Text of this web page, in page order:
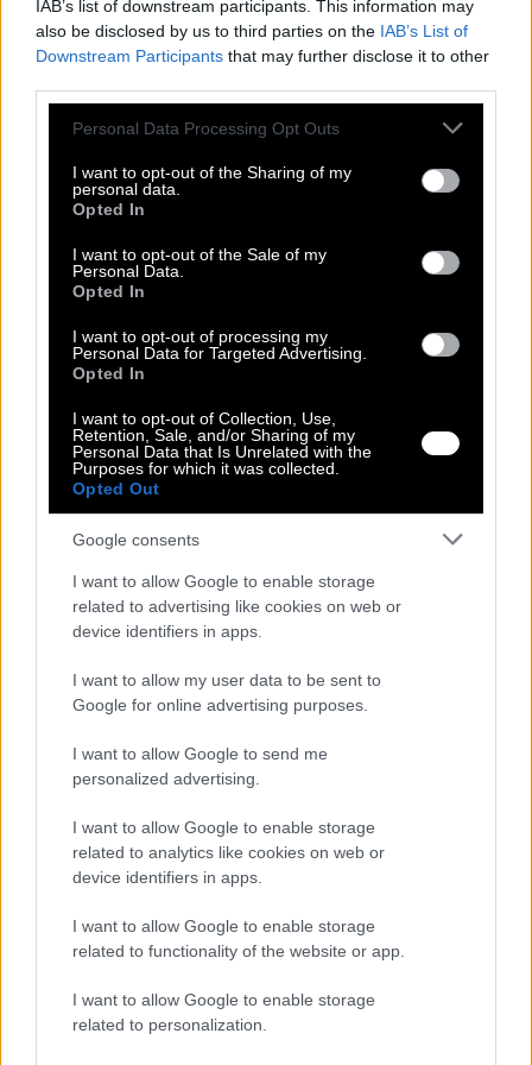
IAB’s list of downstream participants. This information may
also be disclosed by us to third parties on the IAB’s List of
Downstream Participants that may further disclose it to other
Please note that this website/app uses one or more Google
not limited to your visit or usage behaviour. You may click to
grant or deny consent to Google and its third-party tags to
use your data for below specified purposes in below Google
consent section.
Personal Data Processing Opt Outs
I want to opt-out of the Sharing of my
personal data.
Opted In
I want to opt-out of the Sale of my
Personal Data.
Opted In
I want to opt-out of processing my
Personal Data for Targeted Advertising.
Opted In
I want to opt-out of Collection, Use,
Retention, Sale, and/or Sharing of my
Personal Data that Is Unrelated with the
Purposes for which it was collected.
Opted Out
Google consents
I want to allow Google to enable storage
related to advertising like cookies on web or
device identifiers in apps.
I want to allow my user data to be sent to
Google for online advertising purposes.
I want to allow Google to send me
personalized advertising.
I want to allow Google to enable storage
related to analytics like cookies on web or
device identifiers in apps.
I want to allow Google to enable storage
related to functionality of the website or app.
I want to allow Google to enable storage
related to personalization.
45,00 €
29,90 €
Δείτε περισσότερααπό Νέες Αφίξεις
Ρωτήστε για το προϊόν
Αλλαγή Προϊόντος
Τρόποι Πληρωμής
Τρόποι Αποστολής
Περιγραφή
Πρόκειται για ένα διάφανο, μακρυμάνικο πουκάμισο σε χακί
απόχρωση. Το ύφασμά του έχει μια διακριτική λάμψη. Διαθέτει
κλασικό γιακά, τσέπη στο στήθος και κουμπιά στο μπροστινό
μέρος. Έχει άνοιγμα στην πλάτη, το οποίο δένει με διακριτικά
κορδόνια. Αυτό το σχέδιο προσδίδει μια μοντέρνα και σέξι νότα
στο κατά τα άλλα κλασικό πουκάμισο.
100% Satin
Διαστάσεις
Περιφέρεια Στήθους:110cm
Περιφέρεια Γοφών:110cm
Αλλαγές και επιστροφές
Θέλουμε να είστε απόλυτα ικανοποιημένοι με την αγορά σας.
Εάν είστε δυστυχισμένοι για οποιοδήποτε λόγο, θα δεχτούμε με
χαρά την επιστροφή / ανταλλαγή ενός αφόρετου προιόντος μέσα σε
14 εργάσιμες ημέρες από την ημερομηνία παραλαβής του
Έχετε το δικαίωμα να επιστρέψετε τα προϊόντα που αγοράσατε και
να ζητήσετε την αντικατάσταση τους όταν
λανθασμένα προϊόντα ή προϊόντα κακής και ελαττωματικής
ποιότητας (λάθος στη λήψη της παραγγελίας, στην τιμολόγηση,
στην αποστολή κ.λ.π.) και
- σε όλες τις περιπτώσεις στις οποίες υπήρξε πρόβλημα /
πραγματικό ελάττωμα ή αλλοίωση στο προϊόν.